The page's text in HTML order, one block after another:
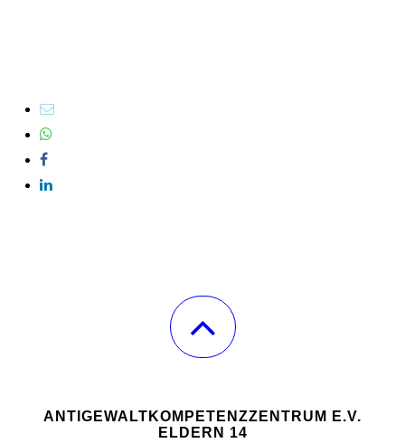
ANTIGEWALTKOMPETENZZENTRUM E.V.
ELDERN 14